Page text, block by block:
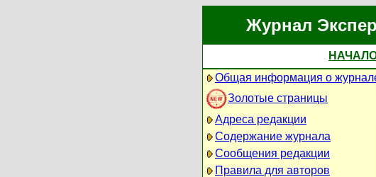
Журнал
Общая информация о
Золотые страницы
Адреса редакции
Содержание журнала
Сообщения редакции
Правила для авторов